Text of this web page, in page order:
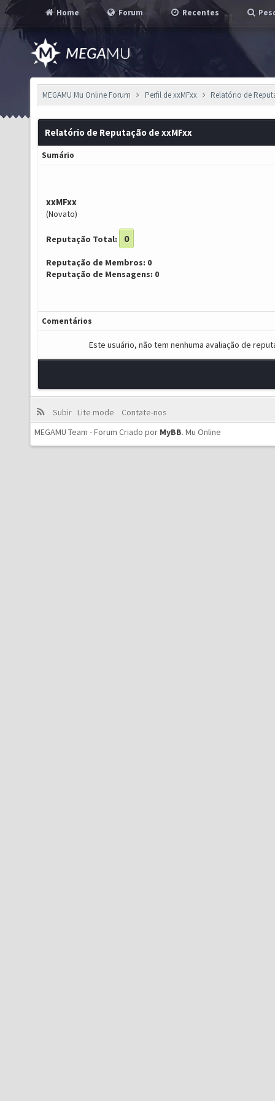
Home Forum Recentes
MEGAMU Mu Online Forum Perfil de xxMFxx Relatório de
Relatório de Reputação de xxMFxx
Sumário
xxMFxx
(Novato)
Reputação Total: 0
Reputação de Membros: 0
Reputação de Mensagens: 0
Comentários
Este usuário, não tem nenhuma avaliação de
Subir Lite mode
Contate-nos
MEGAMU Team - Forum Criado por MyBB. Mu Online